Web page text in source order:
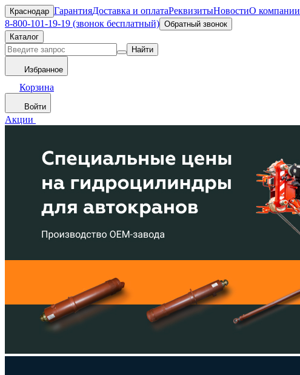
Краснодар ГарантияДоставка и оплатаРеквизитыНовостиО компании
8-800-101-19-19 (звонок бесплатный) Обратный звонок
Каталог
Найти
Избранное
Корзина
Войти
Акции